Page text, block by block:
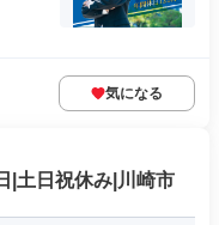
気になる
|土日祝休み|川崎市